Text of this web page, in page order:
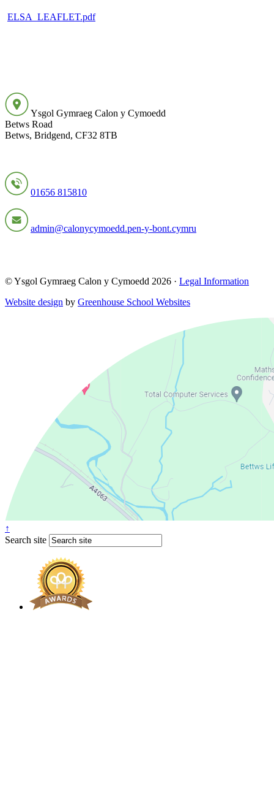
ELSA_LEAFLET.pdf
Ysgol Gymraeg Calon y Cymoedd
Betws Road
Betws, Bridgend, CF32 8TB
01656 815810
admin@calonycymoedd.pen-y-bont.cymru
© Ysgol Gymraeg Calon y Cymoedd 2026 · Legal Information
Website design by Greenhouse School Websites
↑
Search site